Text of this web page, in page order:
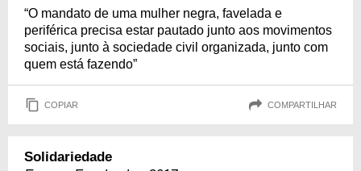
“O mandato de uma mulher negra, favelada e
periférica precisa estar pautado junto aos movimentos
sociais, junto à sociedade civil organizada, junto com
quem está fazendo”
COPIAR COMPARTILHAR
Solidariedade